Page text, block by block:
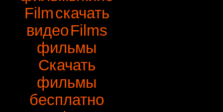
Filmскачать
видеоFilms
фильмы
Скачать
фильмы
бесплатно